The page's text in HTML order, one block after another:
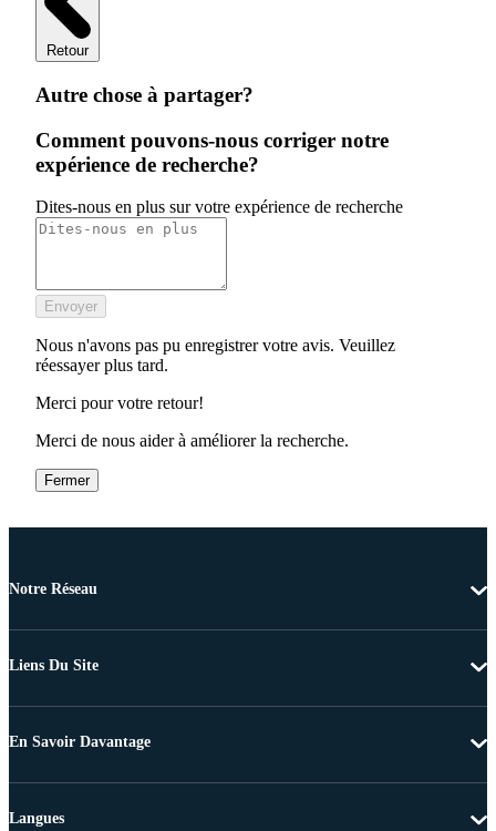
Retour
Autre chose à partager?
Comment pouvons-nous corriger notre
expérience de recherche?
Dites-nous en plus sur votre expérience de recherche
Envoyer
Nous n'avons pas pu enregistrer votre avis. Veuillez
réessayer plus tard.
Merci pour votre retour!
Merci de nous aider à améliorer la recherche.
Fermer
Notre Réseau
Liens Du Site
En Savoir Davantage
Langues